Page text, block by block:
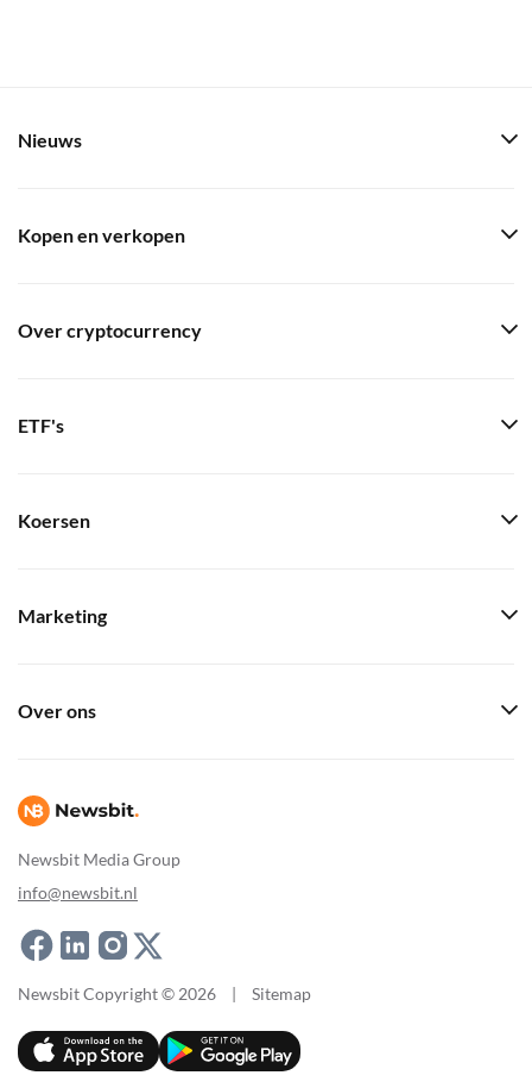
Newsbit Media Group
info@newsbit.nl
Nieuws
Kopen en verkopen
Over cryptocurrency
ETF's
Koersen
Marketing
Over ons
Newsbit Copyright © 2026 | Sitemap